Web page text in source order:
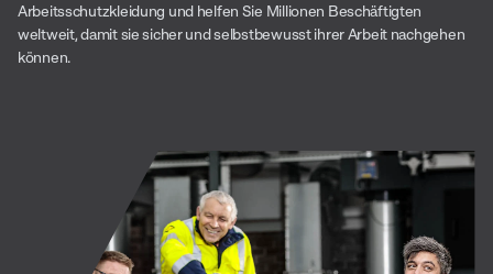
Arbeitsschutzkleidung und helfen Sie Millionen Beschäftigten
weltweit, damit sie sicher und selbstbewusst ihrer Arbeit nachgehen
können.